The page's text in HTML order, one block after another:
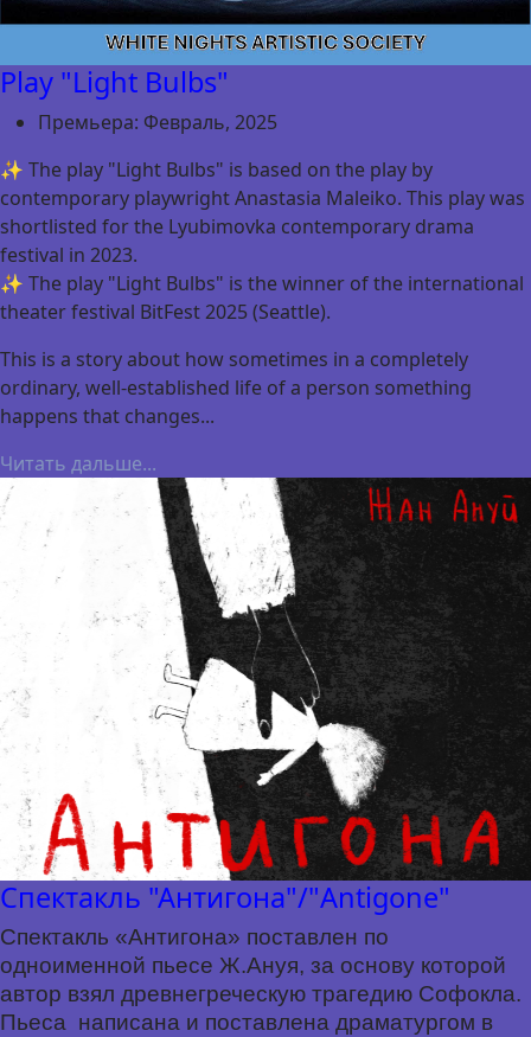
Play "Light Bulbs"
Премьера: Февраль, 2025
✨ The play "Light Bulbs" is based on the play by
contemporary playwright Anastasia Maleiko. This play was
shortlisted for the Lyubimovka contemporary drama
festival in 2023.
✨ The play "Light Bulbs" is the winner of the international
theater festival BitFest 2025 (Seattle).
This is a story about how sometimes in a completely
ordinary, well-established life of a person something
happens that changes...
Читать дальше...
Спектакль "Антигона"/"Antigone"
Спектакль «Антигона» поставлен по
одноименной пьесе Ж.Ануя, за основу которой
автор взял древнегреческую трагедию Софокла.
Пьеса написана и поставлена драматургом в